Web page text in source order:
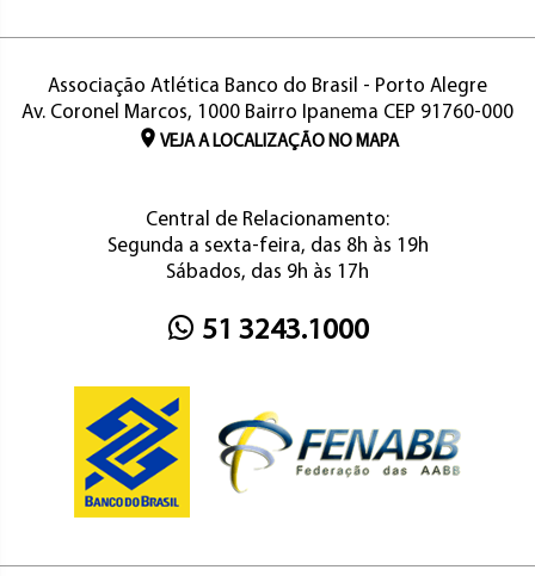
Associação Atlética Banco do Brasil - Porto Alegre
Av. Coronel Marcos, 1000 Bairro Ipanema CEP 91760-000
VEJA A LOCALIZAÇÃO NO MAPA
Central de Relacionamento:
Segunda a sexta-feira, das 8h às 19h
Sábados, das 9h às 17h
51 3243.1000